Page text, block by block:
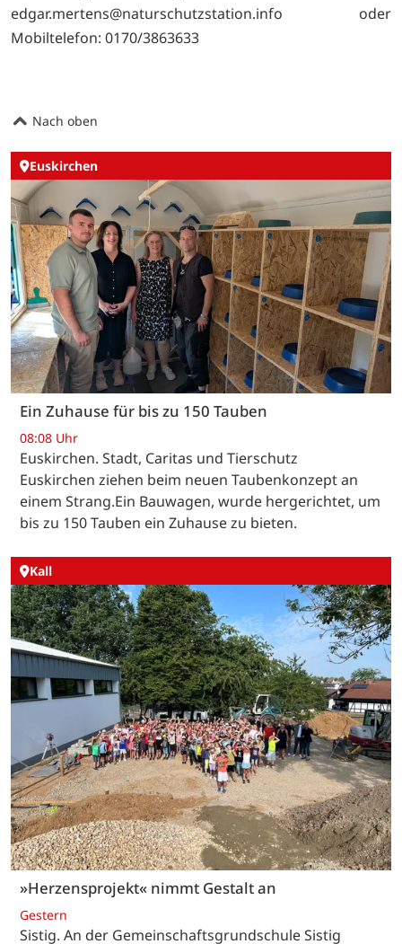
edgar.mertens@naturschutzstation.info oder
Mobiltelefon: 0170/3863633
Nach oben
Euskirchen
Ein Zuhause für bis zu 150 Tauben
08:08 Uhr
Euskirchen. Stadt, Caritas und Tierschutz
Euskirchen ziehen beim neuen Taubenkonzept an
einem Strang.Ein Bauwagen, wurde hergerichtet, um
bis zu 150 Tauben ein Zuhause zu bieten.
Kall
»Herzensprojekt« nimmt Gestalt an
Gestern
Sistig. An der Gemeinschaftsgrundschule Sistig